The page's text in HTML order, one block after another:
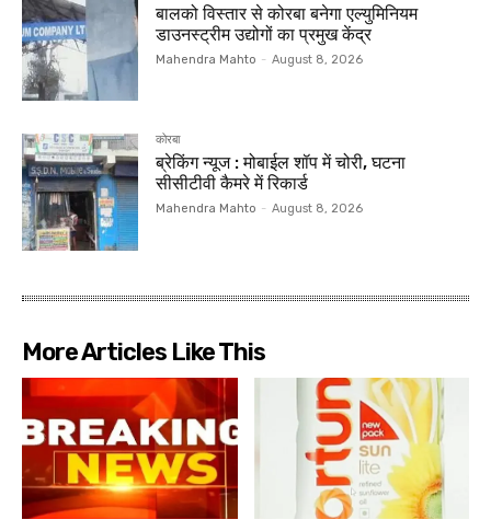
बालको विस्तार से कोरबा बनेगा एल्युमिनियम
डाउनस्ट्रीम उद्योगों का प्रमुख केंद्र
Mahendra Mahto - August 8, 2026
कोरबा
ब्रेकिंग न्यूज : मोबाईल शॉप में चोरी, घटना
सीसीटीवी कैमरे में रिकार्ड
Mahendra Mahto - August 8, 2026
More Articles Like This